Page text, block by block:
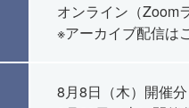
オンライン（Zoom
※アーカイブ配信は
8月8日（木）開催